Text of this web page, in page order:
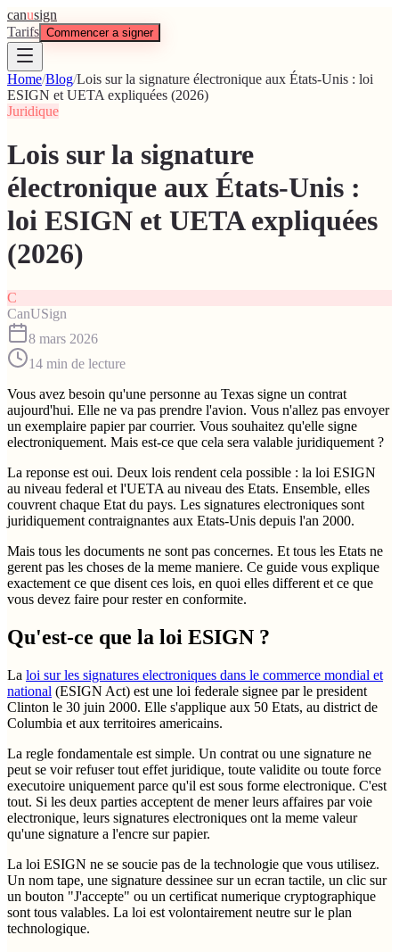
canusign
Tarifs Commencer a signer
Home/Blog/Lois sur la signature électronique aux États-Unis : loi
ESIGN et UETA expliquées (2026)
Juridique
Lois sur la signature
électronique aux États-Unis :
loi ESIGN et UETA expliquées
(2026)
C
CanUSign
8 mars 2026
14 min de lecture
Vous avez besoin qu'une personne au Texas signe un contrat
aujourd'hui. Elle ne va pas prendre l'avion. Vous n'allez pas envoyer
un exemplaire papier par courrier. Vous souhaitez qu'elle signe
electroniquement. Mais est-ce que cela sera valable juridiquement ?
La reponse est oui. Deux lois rendent cela possible : la loi ESIGN
au niveau federal et l'UETA au niveau des Etats. Ensemble, elles
couvrent chaque Etat du pays. Les signatures electroniques sont
juridiquement contraignantes aux Etats-Unis depuis l'an 2000.
Mais tous les documents ne sont pas concernes. Et tous les Etats ne
gerent pas les choses de la meme maniere. Ce guide vous explique
exactement ce que disent ces lois, en quoi elles different et ce que
vous devez faire pour rester en conformite.
Qu'est-ce que la loi ESIGN ?
La loi sur les signatures electroniques dans le commerce mondial et
national (ESIGN Act) est une loi federale signee par le president
Clinton le 30 juin 2000. Elle s'applique aux 50 Etats, au district de
Columbia et aux territoires americains.
La regle fondamentale est simple. Un contrat ou une signature ne
peut se voir refuser tout effet juridique, toute validite ou toute force
executoire uniquement parce qu'il est sous forme electronique. C'est
tout. Si les deux parties acceptent de mener leurs affaires par voie
electronique, leurs signatures electroniques ont la meme valeur
qu'une signature a l'encre sur papier.
La loi ESIGN ne se soucie pas de la technologie que vous utilisez.
Un nom tape, une signature dessinee sur un ecran tactile, un clic sur
un bouton "J'accepte" ou un certificat numerique cryptographique
sont tous valables. La loi est volontairement neutre sur le plan
technologique.